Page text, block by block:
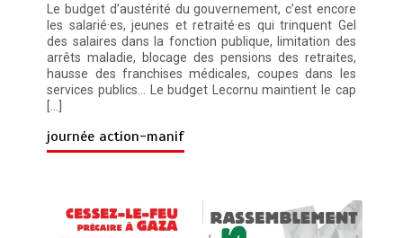
Le budget d’austérité du gouvernement, c’est encore
les salarié·es, jeunes et retraité·es qui trinquent Gel
des salaires dans la fonction publique, limitation des
arrêts maladie, blocage des pensions des retraites,
hausse des franchises médicales, coupes dans les
services publics… Le budget Lecornu maintient le cap
journée action-manif